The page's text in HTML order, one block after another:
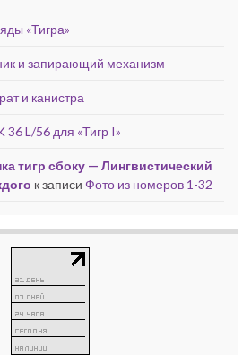
«Тигра»
и запирающий механизм
и канистра
36 L/56 для «Тигр I»
тигр сбоку — Лингвистический
к записи Фото из номеров 1-32